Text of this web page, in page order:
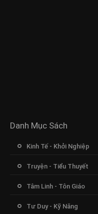
Danh Mục Sách
Kinh Tế - Khởi Nghiệp
Truyện - Tiểu Thuyết
Tâm Linh - Tôn Giáo
Tư Duy - Kỹ Năng